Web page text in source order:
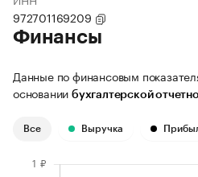
972701169209
Финансы
Данные по финансовым
основании бухгалтерской
Все Выручка